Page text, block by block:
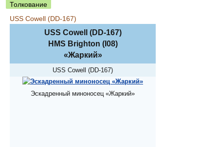
Толкование
USS Cowell (DD-167)
USS Cowell (DD-167)
HMS Brighton (I08)
«Жаркий»
USS Cowell (DD-167)
Эскадренный миноносец «Жаркий»